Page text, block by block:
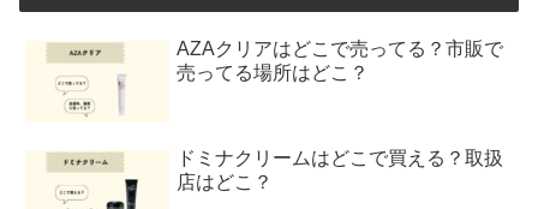
AZAクリアはどこで売ってる？市販で
売ってる場所はどこ？
ドミナクリームはどこで買える？取扱
店はどこ？